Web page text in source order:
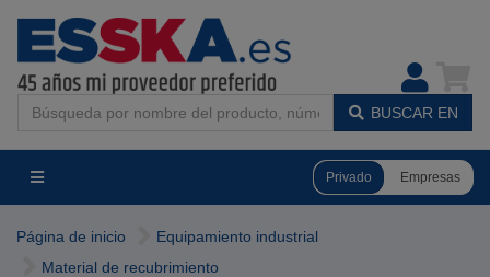
BUSCAR EN
Privado Empresas
Página de inicio
Equipamiento industrial
Material de recubrimiento